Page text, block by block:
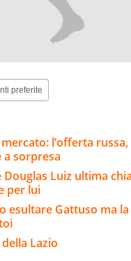
preferite
l’offerta
a sorpresa
Douglas Luiz ultima
per lui
esultare Gattuso ma
Lazio